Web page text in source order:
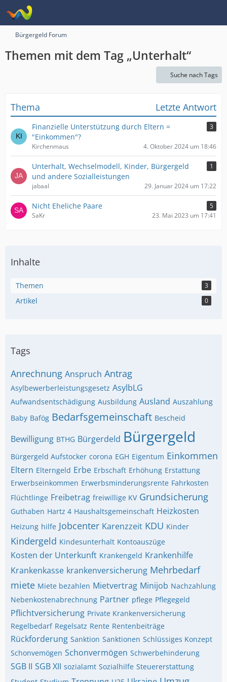
Bürgergeld Forum
Themen mit dem Tag „Unterhalt“
Suche nach Tags
Thema Letzte Antwort
Finanzielle Unterstützung durch Eltern =
"Einkommen"?
3
Kirchenmaus 4. Oktober 2024 um 18:46
Unterhalt, Wechselmodell, Kinder, Bürgergeld
und andere Sozialleistungen
1
jabaal 29. Januar 2024 um 17:22
Nicht Eheliche Paare
5
SaKr
23. Mai 2023 um 17:41
Inhalte
Themen 3
Artikel 0
Tags
Anrechnung Anspruch Antrag
Asylbewerberleistungsgesetz AsylbLG
Aufwandsentschädigung Ausbildung Ausland Auszahlung
Baby Bafög Bedarfsgemeinschaft Bescheid
Bewilligung BTHG Bürgerdeld Bürgergeld
Bürgergeld Aufstocker corona EGH Eigentum Einkommen
Eltern Elterngeld Erbe Erbschaft Erhöhung Erstattung
Erwerbseinkommen Erwerbsminderungsrente Fahrkosten
Flüchtlinge Freibetrag freiwillige KV Grundsicherung
Guthaben Hartz 4 Haushaltsgemeinschaft Heizkosten
Heizung hilfe Jobcenter Karenzzeit KDU Kinder
Kindergeld Kindesunterhalt Kontoauszüge
Kosten der Unterkunft Krankengeld Krankenhilfe
Krankenkasse krankenversicherung Mehrbedarf
miete Miete bezahlen Mietvertrag Minijob Nachzahlung
Nebenkostenabrechnung Partner pflege Pflegegeld
Pflichtversicherung Private Krankenversicherung
Regelbedarf Regelsatz Rente Rentenbeiträge
Rückforderung Sanktion Sanktionen Schlüssiges Konzept
Schonvemögen Schonvermögen Schwerbehinderung
SGB II SGB XII sozialamt Sozialhilfe Steuererstattung